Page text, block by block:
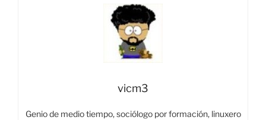
vicm3
Genio de medio tiempo, sociólogo por formación, linuxero